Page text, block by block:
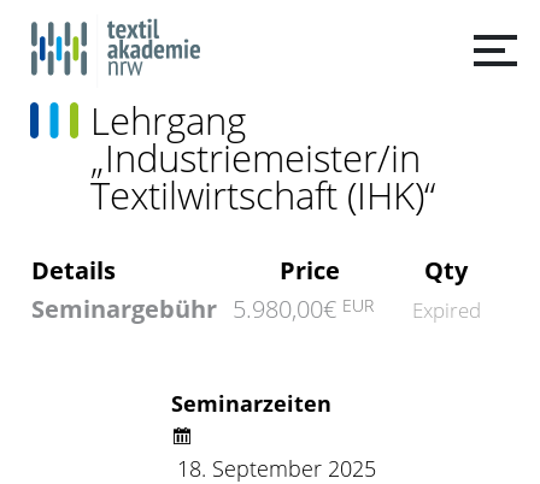
Lehrgang
„Industriemeister/in
Textilwirtschaft (IHK)“
Details Price
Qty
Seminargebühr 5.980,00€ EUR Expired
Seminarzeiten
18. September 2025